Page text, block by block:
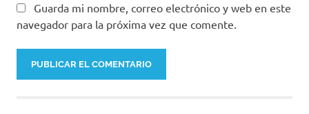
Guarda mi nombre, correo electrónico y web en este
navegador para la próxima vez que comente.